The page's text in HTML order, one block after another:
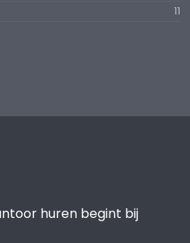
11
huren begint bij